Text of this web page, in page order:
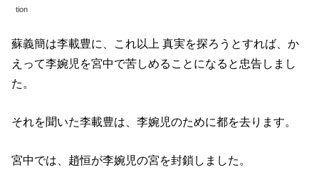
tion
蘇義簡は李載豊に、これ以上 真実を探ろうとすれば、か
えって李婉児を宮中で苦しめることになると忠告しまし
た。
それを聞いた李載豊は、李婉児のために都を去ります。
宮中では、趙恒が李婉児の宮を封鎖しました。